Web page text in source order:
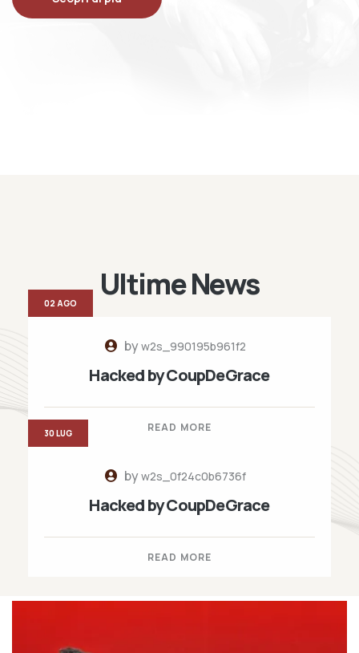
Ultime News
byw2s_990195b961f2
Hacked by CoupDeGrace
READ MORE
02 AGO
byw2s_0f24c0b6736f
Hacked by CoupDeGrace
READ MORE
30 LUG